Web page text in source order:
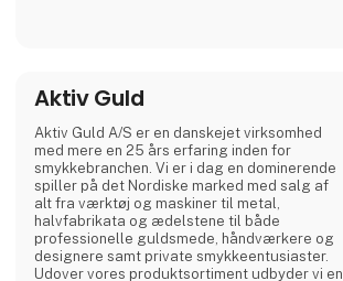
Aktiv Guld
Aktiv Guld A/S er en danskejet virksomhed
med mere en 25 års erfaring inden for
smykkebranchen. Vi er i dag en dominerende
spiller på det Nordiske marked med salg af
alt fra værktøj og maskiner til metal,
halvfabrikata og ædelstene til både
professionelle guldsmede, håndværkere og
designere samt private smykkeentusiaster.
Udover vores produktsortiment udbyder vi en